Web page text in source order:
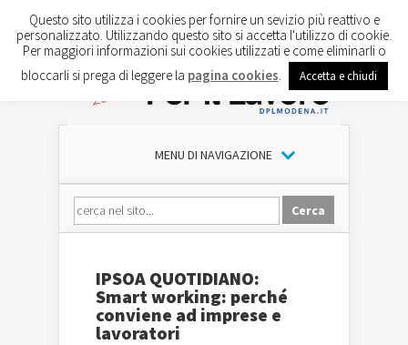
MENU DI NAVIGAZIONE
IPSOA QUOTIDIANO:
Smart working: perché
conviene ad imprese e
lavoratori
Questo sito utilizza i cookies per fornire un sevizio più reattivo e
personalizzato. Utilizzando questo sito si accetta l'utilizzo di cookie.
Per maggiori informazioni sui cookies utilizzati e come eliminarli o
bloccarli si prega di leggere la pagina cookies Accetta e chiudi